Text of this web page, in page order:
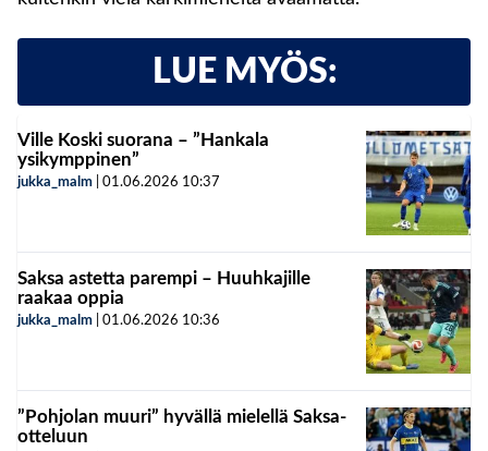
LUE MYÖS:
Ville Koski suorana – ”Hankala
ysikymppinen”
jukka_malm 01.06.2026 10:37
Saksa astetta parempi – Huuhkajille
raakaa oppia
jukka_malm 01.06.2026 10:36
”Pohjolan muuri” hyvällä mielellä Saksa-
otteluun